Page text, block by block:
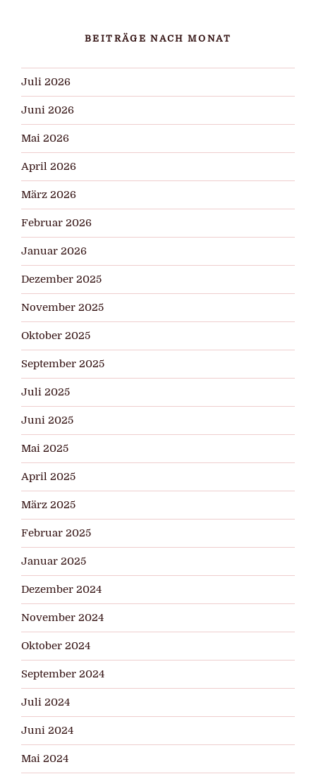
BEITRÄGE NACH MONAT
Juli 2026
Juni 2026
Mai 2026
April 2026
März 2026
Februar 2026
Januar 2026
Dezember 2025
November 2025
Oktober 2025
September 2025
Juli 2025
Juni 2025
Mai 2025
April 2025
März 2025
Februar 2025
Januar 2025
Dezember 2024
November 2024
Oktober 2024
September 2024
Juli 2024
Juni 2024
Mai 2024